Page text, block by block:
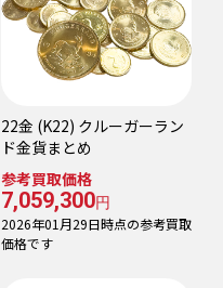
22金 (K22) クルーガーラン
ド金貨まとめ
参考買取価格
7,059,300円
2026年01月29日時点の参考買取
価格です